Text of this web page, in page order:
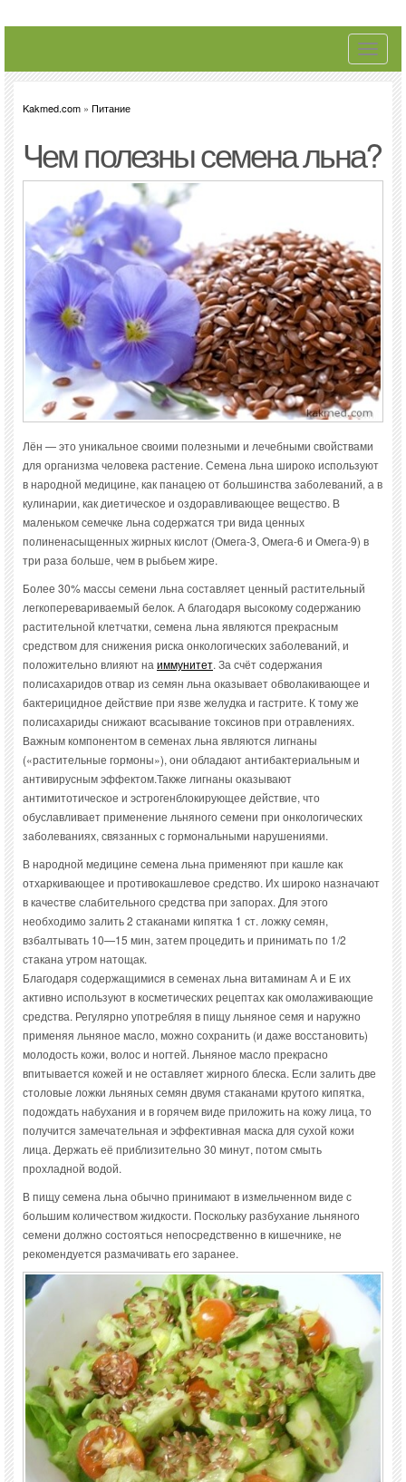
Toggle
Kakmed.com » Питание
Чем полезны семена льна?
Лён — это уникальное своими полезными и лечебными свойствами
для организма человека растение. Семена льна широко используют
в народной медицине, как панацею от большинства заболеваний, а в
кулинарии, как диетическое и оздоравливающее вещество. В
маленьком семечке льна содержатся три вида ценных
полиненасыщенных жирных кислот (Омега-3, Омега-6 и Омега-9) в
три раза больше, чем в рыбьем жире.
Более 30% массы семени льна составляет ценный растительный
легкоперевариваемый белок. А благодаря высокому содержанию
растительной клетчатки, семена льна являются прекрасным
средством для снижения риска онкологических заболеваний, и
положительно влияют наиммунитет. За счёт содержания
полисахаридов отвар из семян льна оказывает обволакивающее и
бактерицидное действие при язве желудка и гастрите. К тому же
полисахариды снижают всасывание токсинов при отравлениях.
Важным компонентом в семенах льна являются лигнаны
(«растительные гормоны»), они обладают антибактериальным и
антивирусным эффектом.Также лигнаны оказывают
антимитотическое и эстрогенблокирующее действие, что
обуславливает применение льняного семени при онкологических
заболеваниях, связанных с гормональными нарушениями.
В народной медицине семена льна применяют при кашле как
отхаркивающее и противокашлевое средство. Их широко назначают
в качестве слабительного средства при запорах. Для этого
необходимо залить 2 стаканами кипятка 1 ст. ложку семян,
взбалтывать 10—15 мин, затем процедить и принимать по 1/2
стакана утром натощак.
Благодаря содержащимися в семенах льна витаминам А и Е их
активно используют в косметических рецептах как омолаживающие
средства. Регулярно употребляя в пищу льняное семя и наружно
применяя льняное масло, можно сохранить (и даже восстановить)
молодость кожи, волос и ногтей. Льняное масло прекрасно
впитывается кожей и не оставляет жирного блеска. Если залить две
столовые ложки льняных семян двумя стаканами крутого кипятка,
подождать набухания и в горячем виде приложить на кожу лица, то
получится замечательная и эффективная маска для сухой кожи
лица. Держать её приблизительно 30 минут, потом смыть
прохладной водой.
В пищу семена льна обычно принимают в измельченном виде с
большим количеством жидкости. Поскольку разбухание льняного
семени должно состояться непосредственно в кишечнике, не
рекомендуется размачивать его заранее.